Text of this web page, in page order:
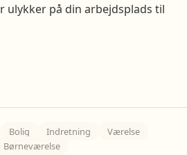
ulykker på din arbejdsplads til
Bolig Indretning
Værelse
Børneværelse